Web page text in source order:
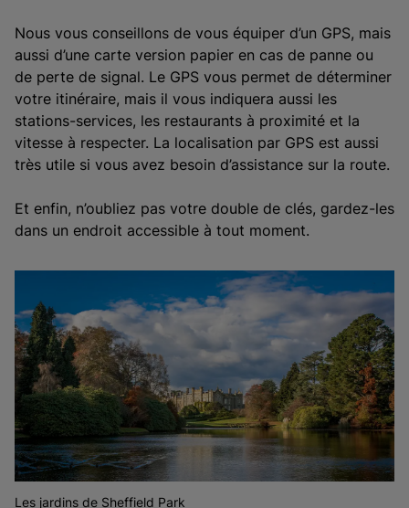
Nous vous conseillons de vous équiper d’un GPS, mais
aussi d’une carte version papier en cas de panne ou
de perte de signal. Le GPS vous permet de déterminer
votre itinéraire, mais il vous indiquera aussi les
stations-services, les restaurants à proximité et la
vitesse à respecter. La localisation par GPS est aussi
très utile si vous avez besoin d’assistance sur la route.
Et enfin, n’oubliez pas votre double de clés, gardez-les
dans un endroit accessible à tout moment.
Les jardins de Sheffield Park